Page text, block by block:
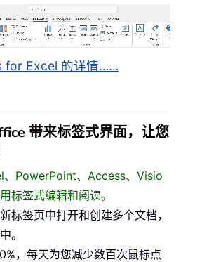
for Excel 的详情……
带来标签式界面，让您
、PowerPoint、Access、Visio
标签式编辑和阅读。
标签页中打开和创建多个文档，
。
，每天为您减少数百次鼠标点